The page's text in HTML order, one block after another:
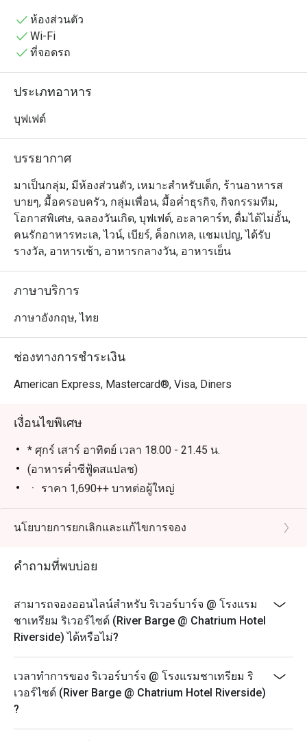
เป็นกุ้ง, แฮม, แซลมอนรมควัน, หอยนางรม
ห้องส่วนตัว
Wi-Fi
ที่จอดรถ
ประเภทอาหาร
บุฟเฟต์
บรรยากาศ
มาเป็นกลุ่ม, มีห้องส่วนตัว, เหมาะสำหรับเด็ก, ร้านอาหารส
บายๆ, มื้อครอบครัว, กลุ่มเพื่อน, มื้อค่ำธุรกิจ, กิจกรรมทีม,
โอกาสพิเศษ, ฉลองวันเกิด, บุฟเฟต์, อะลาคาร์ท, ดื่มได้ไม่อั้น,
คนรักอาหารทะเล, ไวน์, เบียร์, ค็อกเทล, แชมเปญ, ได้รับ
รางวัล, อาหารเช้า, อาหารกลางวัน, อาหารเย็น
ภาษาบริการ
ภาษาอังกฤษ, ไทย
ช่องทางการชำระเงิน
American Express, Mastercard®, Visa, Diners
เงื่อนไขพิเศษ
* ศุกร์ เสาร์ อาทิตย์ เวลา 18.00 - 21.45 น.
(อาหารค่ำซีฟู้ดสแปลช)
ㆍ ราคา 1,690++ บาทต่อผู้ใหญ่
・ราคา 845++ บาทต่อเด็ก (7-11 ปี)
ㆍรวมน้ำดื่ม กาแฟ หรือชา
ㆍวันจันทร์ - พฤหัสบดี เวลา 12.00 - 21.30 น.
ㆍเช่น เมนูอาหารตามสั่ง
นโยบายการยกเลิกและแก้ไขการจอง
คำถามที่พบบ่อย
สามารถจองออนไลน์สำหรับ ริเวอร์บาร์จ @ โรงแรม
ชาเทรียม ริเวอร์ไซด์ (River Barge @ Chatrium Hotel
Riverside) ได้หรือไม่?
เวลาทำการของ ริเวอร์บาร์จ @ โรงแรมชาเทรียม ริ
เวอร์ไซด์ (River Barge @ Chatrium Hotel Riverside)
?